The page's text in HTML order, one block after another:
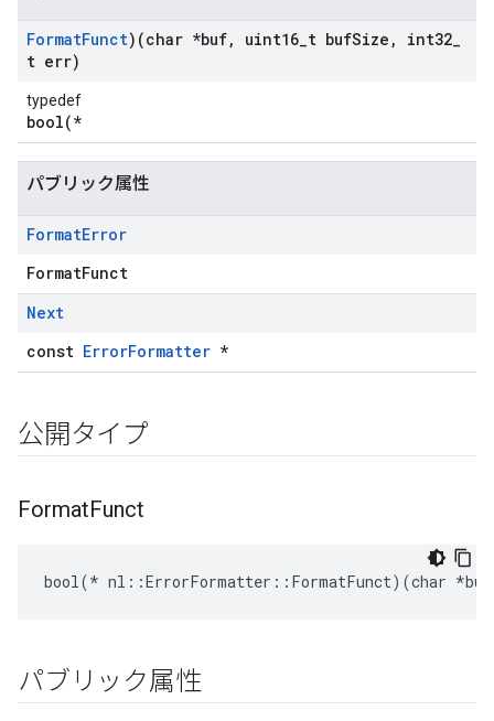
FormatFunct)(char *buf, uint16 t bufSize , int32
t err)
typedef
bool(*
パブリック属性
FormatError
FormatFunct
Next
const ErrorFormatter *
公開タイプ
FormatFunct
bool(* nl::ErrorFormatter::FormatFunct)(char
パブリック属性